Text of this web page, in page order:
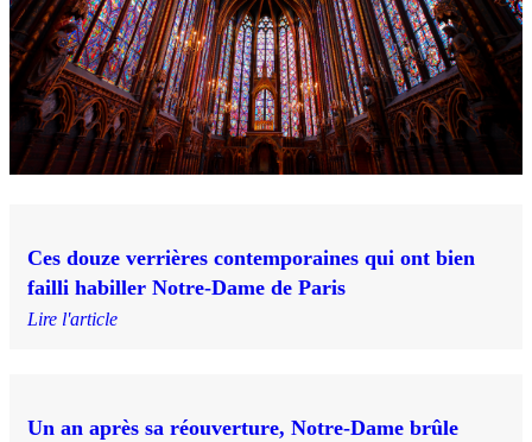
Ces douze verrières contemporaines qui ont bien
failli habiller Notre-Dame de Paris
Lire l'article
Un an après sa réouverture, Notre-Dame brûle